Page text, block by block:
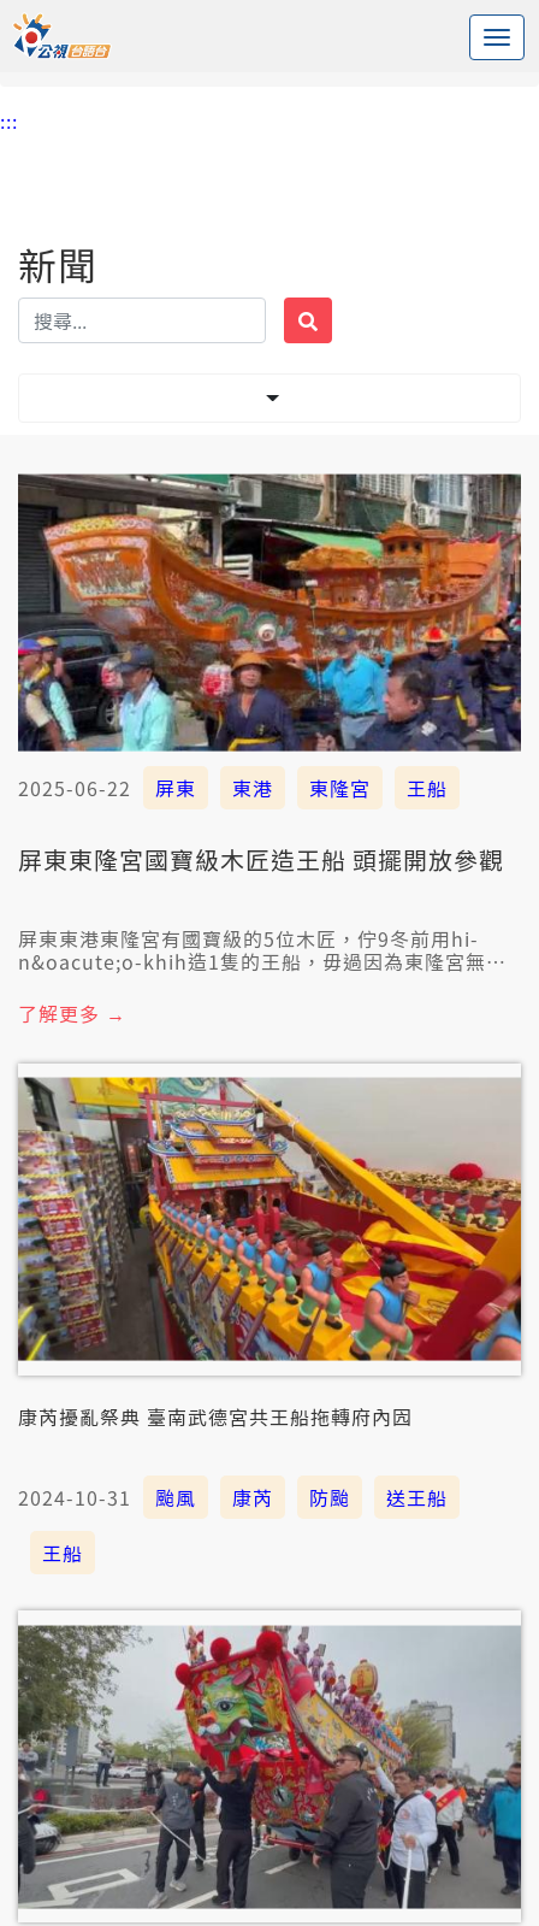
中央內容區塊
頭頁
:::
新聞
2025-06-22 屏東 東港 東隆宮 王船
屏東東隆宮國寶級木匠造王船 頭擺開放參觀
屏東東港東隆宮有國寶級的5位木匠，佇9冬前用hi-
n&oacute;o-khih造1隻的王船，毋過因為東隆宮無夠
配合展覽，共王船徙到王船文化館，欲予民眾閣較認捌
迎王船的傳統信仰。
了解更多 →
康芮擾亂祭典 臺南武德宮共王船拖轉府內囥
2024-10-31 颱風 康芮 防颱
送王船
王船